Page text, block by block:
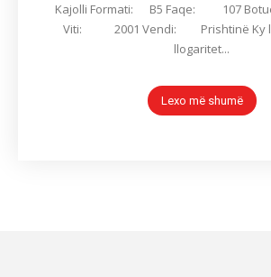
Kajolli Formati: B5 Faqe: 107 Botues: Zëri ynë
Viti: 2001 Vendi: Prishtinë Ky libër mund të
llogaritet...
Lexo më shumë